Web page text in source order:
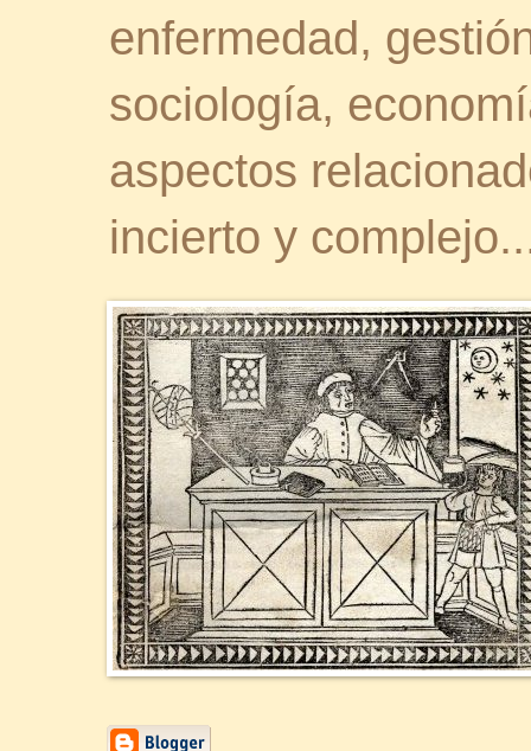
enfermedad,
sociología,
aspectos
incierto y